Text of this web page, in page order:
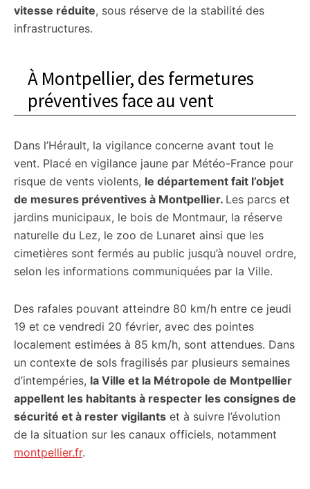
vitesse réduite, sous réserve de la stabilité des
infrastructures.
À Montpellier, des fermetures
préventives face au vent
Dans l’Hérault, la vigilance concerne avant tout le
vent. Placé en vigilance jaune par Météo-France pour
risque de vents violents, le département fait l’objet
de mesures préventives à Montpellier. Les parcs et
jardins municipaux, le bois de Montmaur, la réserve
naturelle du Lez, le zoo de Lunaret ainsi que les
cimetières sont fermés au public jusqu’à nouvel ordre,
selon les informations communiquées par la Ville.
Des rafales pouvant atteindre 80 km/h entre ce jeudi
19 et ce vendredi 20 février, avec des pointes
localement estimées à 85 km/h, sont attendues. Dans
un contexte de sols fragilisés par plusieurs semaines
d’intempéries, la Ville et la Métropole de Montpellier
appellent les habitants à respecter les consignes de
sécurité et à rester vigilants et à suivre l’évolution
de la situation sur les canaux officiels, notamment
montpellier.fr.